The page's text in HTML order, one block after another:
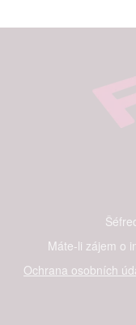
Máte-li zájem o
Ochrana osobních